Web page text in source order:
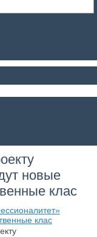
новые
клас